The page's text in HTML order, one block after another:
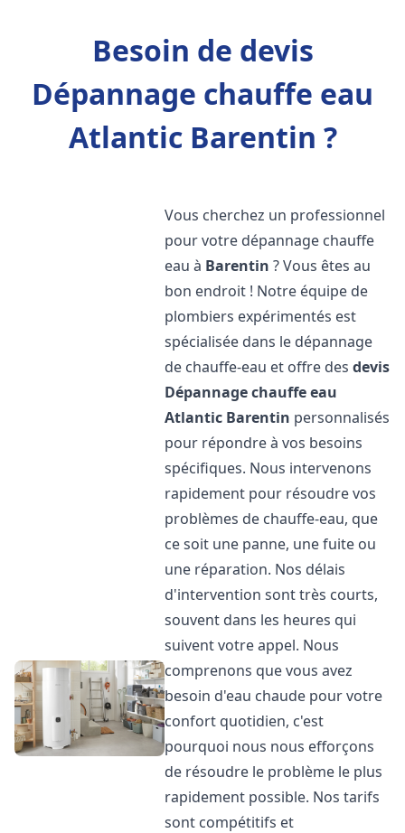
Besoin de devis
Dépannage chauffe eau
Atlantic Barentin ?
Vous cherchez un professionnel
pour votre dépannage chauffe
eau à Barentin ? Vous êtes au
bon endroit ! Notre équipe de
plombiers expérimentés est
spécialisée dans le dépannage
de chauffe-eau et offre desdevis
Dépannage chauffe eau
Atlantic Barentin personnalisés
pour répondre à vos besoins
spécifiques. Nous intervenons
rapidement pour résoudre vos
problèmes de chauffe-eau, que
ce soit une panne, une fuite ou
une réparation. Nos délais
d'intervention sont très courts,
souvent dans les heures qui
suivent votre appel. Nous
comprenons que vous avez
besoin d'eau chaude pour votre
confort quotidien, c'est
pourquoi nous nous efforçons
de résoudre le problème le plus
rapidement possible. Nos tarifs
sont compétitifs et